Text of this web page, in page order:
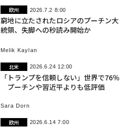
欧州 2026.7.2 8:00
窮地に立たされたロシアのプーチン大
統領、失脚への秒読み開始か
Melik Kaylan
北米 2026.6.24 12:00
「トランプを信頼しない」世界で76％
プーチンや習近平よりも低評価
Sara Dorn
欧州 2026.6.14 7:00